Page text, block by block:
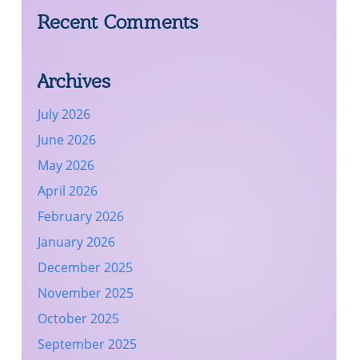
Recent Comments
Archives
July 2026
June 2026
May 2026
April 2026
February 2026
January 2026
December 2025
November 2025
October 2025
September 2025